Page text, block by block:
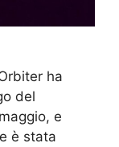
ha
del
e
è stata